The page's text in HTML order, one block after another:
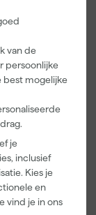
van de
persoonlijke
best mogelijke
je
inclusief
Kies je
en
vind je in ons
Go!Paint Roll
Verfbak -
12cm Roller -
0,5L + 5
Inzetbakken
Maandag
bezorgd
3,99